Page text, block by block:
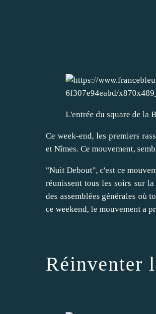
L'entrée du square de la
Ce week-end, les premiers
et Nîmes. Ce mouvement,
"Nuit Debout", c'est ce
réunissent tous les soirs sur
des assemblées générales où
ce weekend, le mouvement a
Réinventer